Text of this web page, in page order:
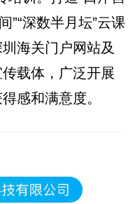
”“深数半月坛”云课
海关门户网站及
载体，广泛开展
感和满意度。